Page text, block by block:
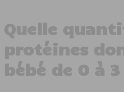
Quelle
protéines
bébé de 0 à